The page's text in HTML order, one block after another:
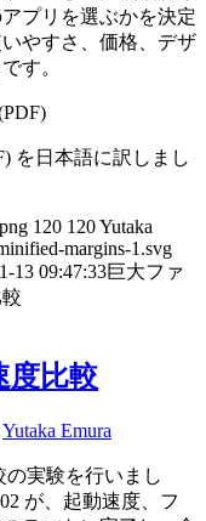
プリを選ぶかを決定
やすさ、価格、デザ
す。
を日本語に訳しまし
120 120Yutaka
margins-1.svg
13 09:47:33巨大ファ
度比較
Yutaka Emura
実験を行いまし
が、起動速度、フ